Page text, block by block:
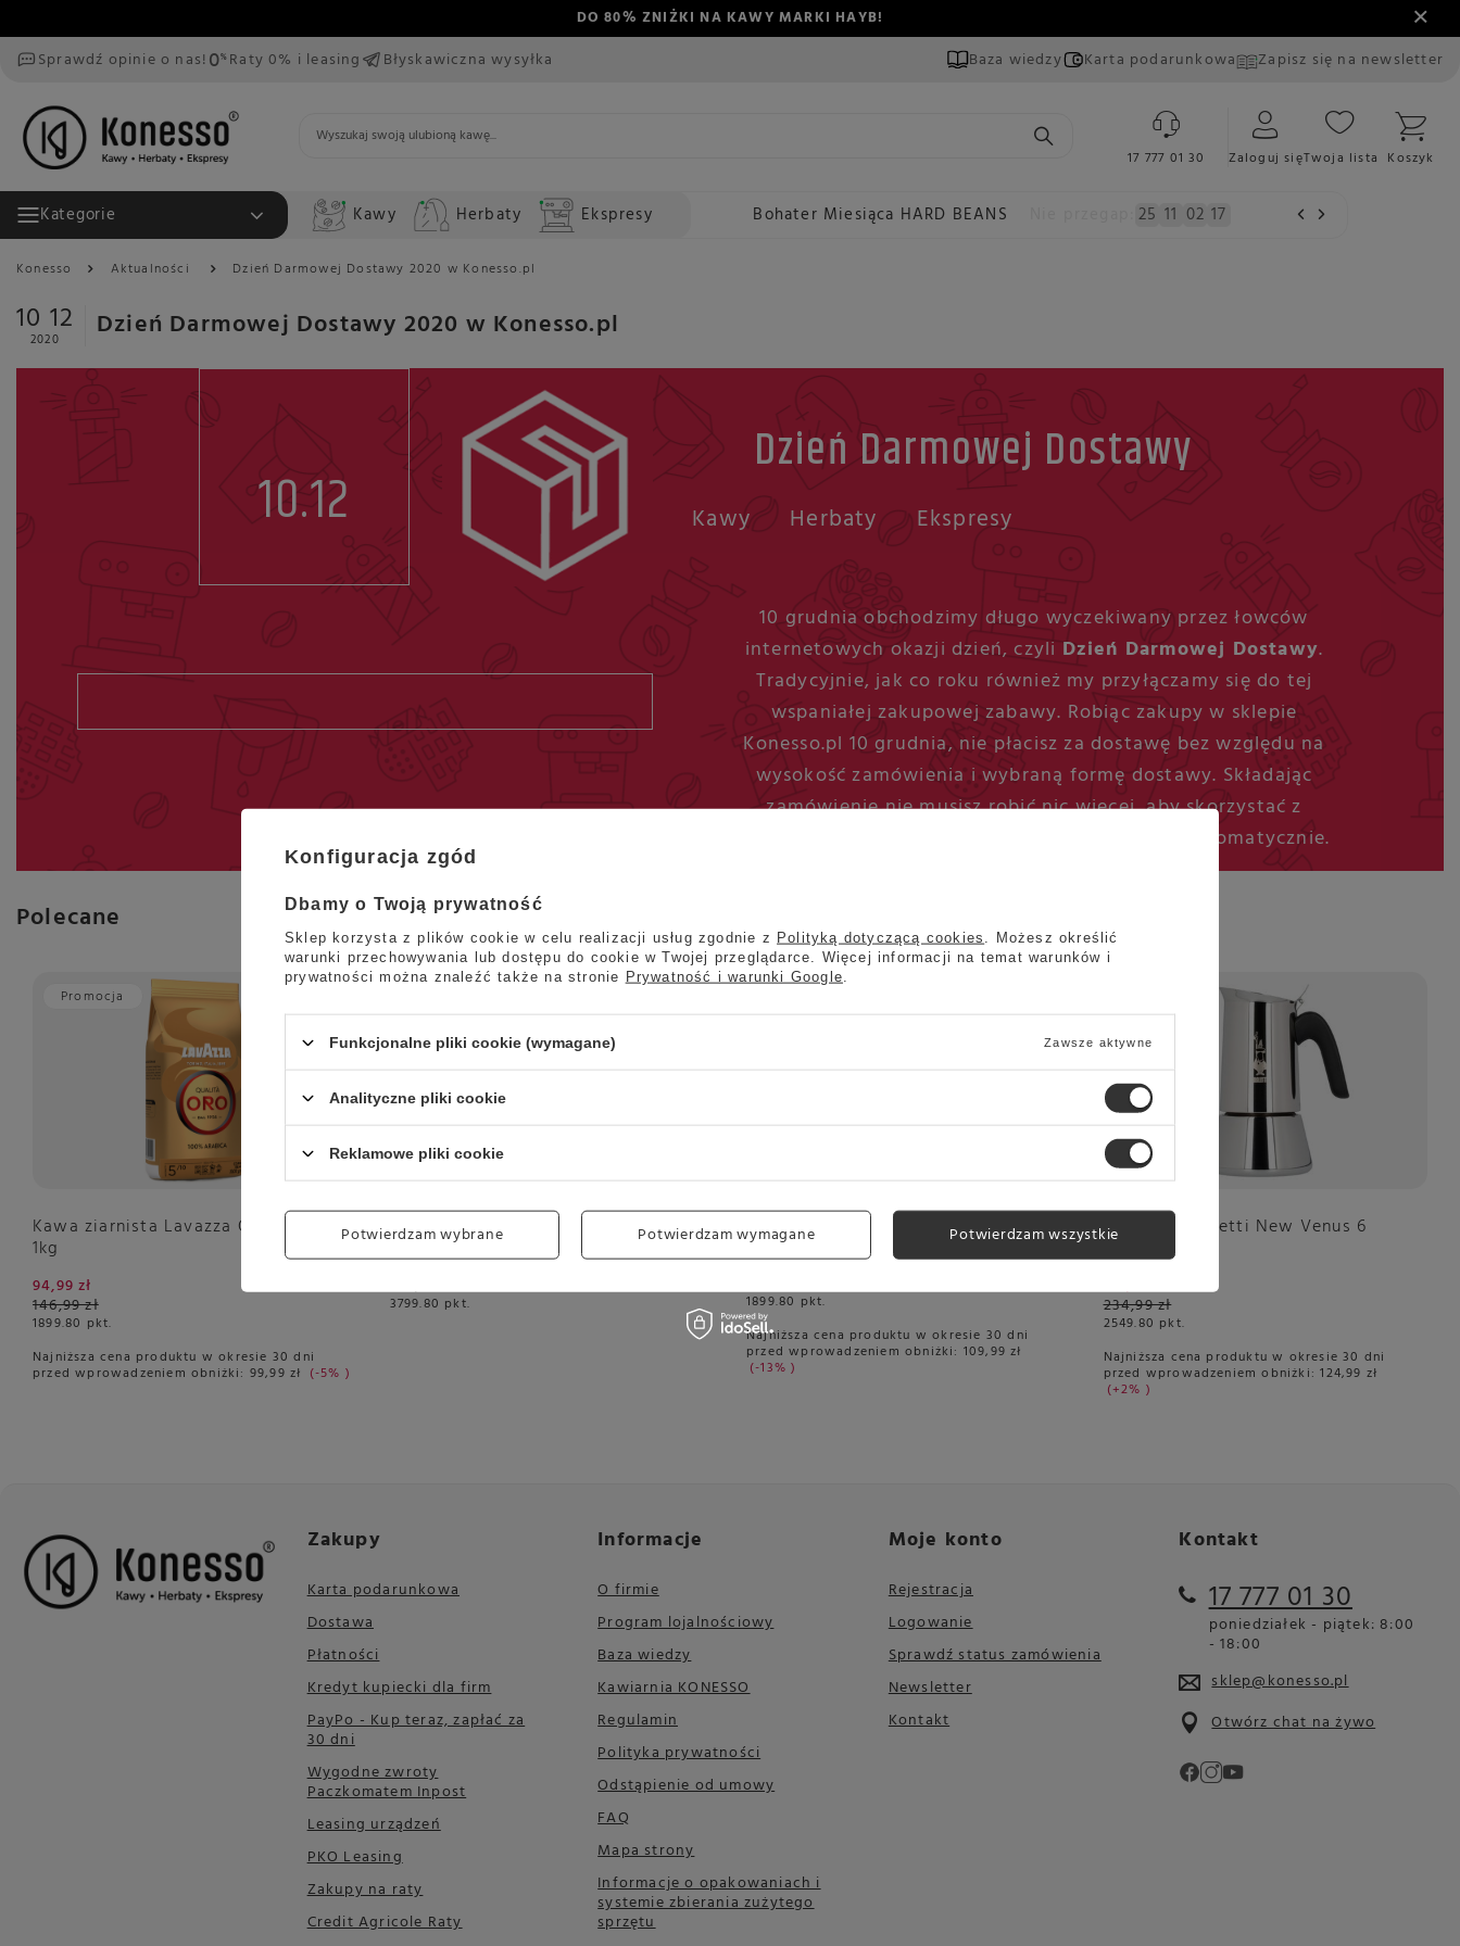
DO 80% ZNIŻKI NA KAWY MARKI HAYB!
Sprawdź opinie o nas!
Raty 0% i leasing Błyskawiczna wysyłka Baza wiedzy Karta podarunkowa Zapisz się na newsletter
17 777 01 30 Zaloguj sięTwoja lista Koszyk
Kategorie Kawy Herbaty Ekspresy Bohater Miesiąca HARD BEANS 25 11 02 17
Konesso Aktualności Dzień Darmowej Dostawy 2020 w Konesso.pl
10 12
2020 Dzień Darmowej Dostawy 2020 w Konesso.pl
10.12
Dzień Darmowej Dostawy
Kawy
     Herbaty
     Ekspresy
10 grudnia obchodzimy długo wyczekiwany przez łowców
internetowych okazji dzień, czyli Dzień Darmowej Dostawy.
Tradycyjnie, jak co roku również my przyłączamy się do tej
wspaniałej zakupowej zabawy. Robiąc zakupy w sklepie
Konesso.pl 10 grudnia, nie płacisz za dostawę bez względu na
wysokość zamówienia i wybraną formę dostawy. Składając
zamówienie nie musisz robić nic więcej, aby skorzystać z
darmowej dostawy, ponieważ promocja działa automatycznie.
Polecane
Promocja
Kawa ziarnista Lavazza Qualita Oro
1kg
94,99 zł
1899.80 pkt.
Najniższa cena produktu w okresie 30 dni
przed wprowadzeniem obniżki: 99,99 zł -5%
146,99 zł
Kawa ziarnista Bazzara
DODICIGRANCRU 1kg
189,99 zł
3799.80 pkt.
Kawa ziarnista Pellini Top 1kg
94,99 zł
1899.80 pkt.
Najniższa cena produktu w okresie 30 dni
przed wprowadzeniem obniżki: 109,99 zł
-13%
Kawiarka Bialetti New Venus 6
filiżanek
127,49 zł
2549.80 pkt.
Najniższa cena produktu w okresie 30 dni
przed wprowadzeniem obniżki:124,99 zł
+2%
234,99 zł
Zakupy
Karta podarunkowa
Dostawa
Płatności
Kredyt kupiecki dla firm
PayPo - Kup teraz, zapłać za
30 dni
Wygodne zwroty
Paczkomatem Inpost
Leasing urządzeń
PKO Leasing
Zakupy na raty
Credit Agricole Raty
Informacje
O firmie
Program lojalnościowy
Baza wiedzy
Kawiarnia KONESSO
Regulamin
Polityka prywatności
Odstąpienie od umowy
FAQ
Mapa strony
Informacje o opakowaniach i
systemie zbierania zużytego
sprzętu
Moje konto
Rejestracja
Logowanie
Sprawdź status zamówienia
Newsletter
Kontakt
Kontakt
17 777 01 30
poniedziałek - piątek: 8:00
- 18:00
sklep@konesso.pl
Otwórz chat na żywo
Konfiguracja zgód
Dbamy o Twoją prywatność
Sklep korzysta z plików cookie w celu realizacji usług zgodnie z Polityką dotyczącą cookies
. Możesz określić
warunki przechowywania lub dostępu do cookie w Twojej przeglądarce. Więcej informacji na temat warunków i
prywatności można znaleźć także na stronie Prywatność i warunki Google
Funkcjonalne pliki cookie (wymagane) Zawsze aktywne
Analityczne pliki cookie
Reklamowe pliki cookie
Potwierdzam wybrane Potwierdzam wymagane Potwierdzam wszystkie